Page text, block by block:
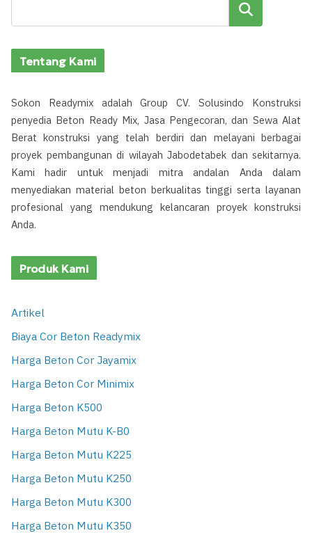
Cari
Tentang Kami
Sokon Readymix adalah Group CV. Solusindo Konstruksi
penyedia Beton Ready Mix, Jasa Pengecoran, dan Sewa Alat
Berat konstruksi yang telah berdiri dan melayani berbagai
proyek pembangunan di wilayah Jabodetabek dan sekitarnya.
Kami hadir untuk menjadi mitra andalan Anda dalam
menyediakan material beton berkualitas tinggi serta layanan
profesional yang mendukung kelancaran proyek konstruksi
Anda.
Produk Kami
Artikel
Biaya Cor Beton Readymix
Harga Beton Cor Jayamix
Harga Beton Cor Minimix
Harga Beton K500
Harga Beton Mutu K-B0
Harga Beton Mutu K225
Harga Beton Mutu K250
Harga Beton Mutu K300
Harga Beton Mutu K350